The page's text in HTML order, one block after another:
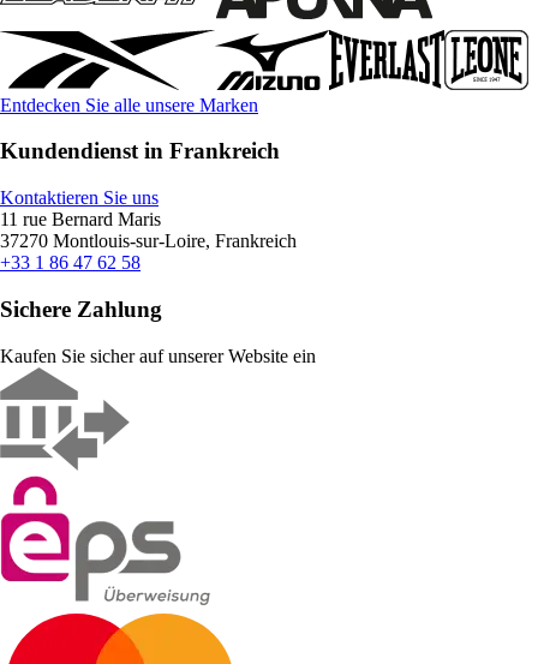
Entdecken Sie alle unsere Marken
Kundendienst in Frankreich
Kontaktieren Sie uns
11 rue Bernard Maris
37270 Montlouis-sur-Loire, Frankreich
+33 1 86 47 62 58
Sichere Zahlung
Kaufen Sie sicher auf unserer Website ein